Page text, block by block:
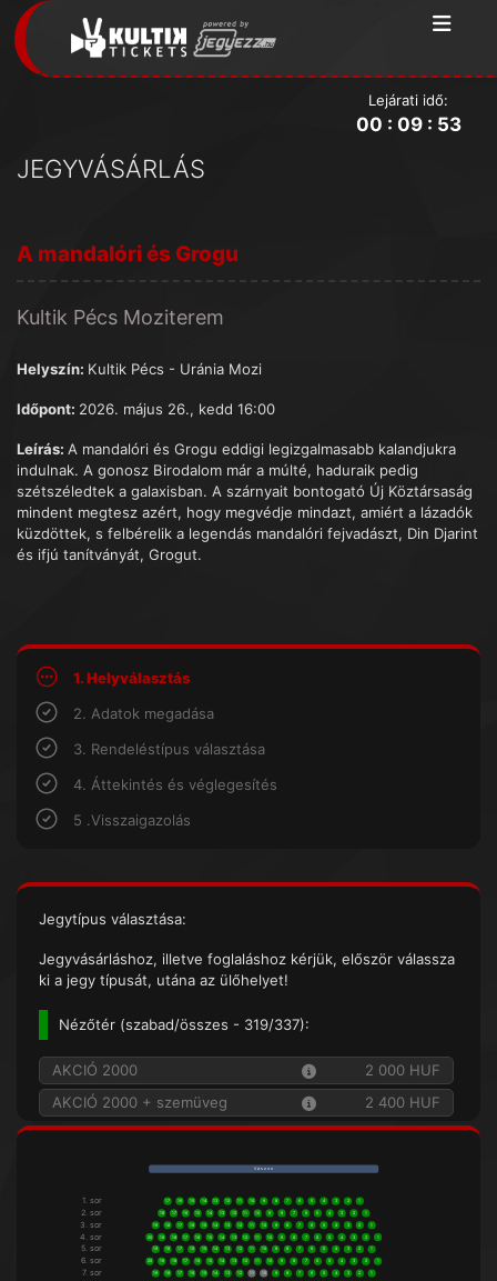
JEGYVÁSÁRLÁS
Lejárati idő:
00 : 09: 53
A mandalóri és Grogu
Kultik Pécs Moziterem
Helyszín: Kultik Pécs - Uránia Mozi
Időpont: 2026. május 26., kedd 16:00
Leírás: A mandalóri és Grogu eddigi legizgalmasabb kalandjukra
indulnak. A gonosz Birodalom már a múlté, haduraik pedig
szétszéledtek a galaxisban. A szárnyait bontogató Új Köztársaság
mindent megtesz azért, hogy megvédje mindazt, amiért a lázadók
küzdöttek, s felbérelik a legendás mandalóri fejvadászt, Din Djarint
és ifjú tanítványát, Grogut.
1. Helyválasztás
2. Adatok megadása
3. Rendeléstípus választása
4. Áttekintés és véglegesítés
5 .Visszaigazolás
Jegytípus választása:
Jegyvásárláshoz, illetve foglaláshoz kérjük, először válassza
ki a jegy típusát, utána az ülőhelyet!
Nézőtér (szabad/összes - 319/337):
AKCIÓ 2000
2 000 HUF
AKCIÓ 2000 + szemüveg
2 400 HUF
V á s z o n
1. sor 17 16 15 14 13 12 11 10 9 8 7 6 5 4 3 2 1
2. sor 18 17 16 15 14 13 12 11 10 9 8 7 6 5 4 3 2 1
3. sor 19 18 17 16 15 14 13 12 11 10 9 8 7 6 4 3 2 1
4. sor 20 19 18 17 16 15 14 13 12 11 10 9 8 7 6 4 3 2 1
5. sor 19 18 17 16 15 14 13 12 11 10 9 8 7 6 5 4 3 2 1
6. sor 20 19 18 17 16 15 14 13 12 11 10 9 8 7 6 5 4 3 2 1
7. sor 19 18 17 16 15 14 13 12 9 8 7 6 5 4 3 2 1